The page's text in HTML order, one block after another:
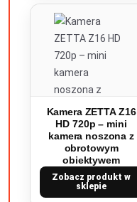
Kamera ZETTA Z16
HD 720p – mini
kamera noszona z
obrotowym
obiektywem
Zobacz produkt w
sklepie